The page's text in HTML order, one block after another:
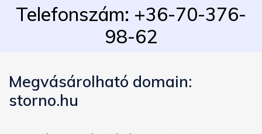
Telefonszám: +36-70-376-
98-62
Megvásárolható domain:
storno.hu